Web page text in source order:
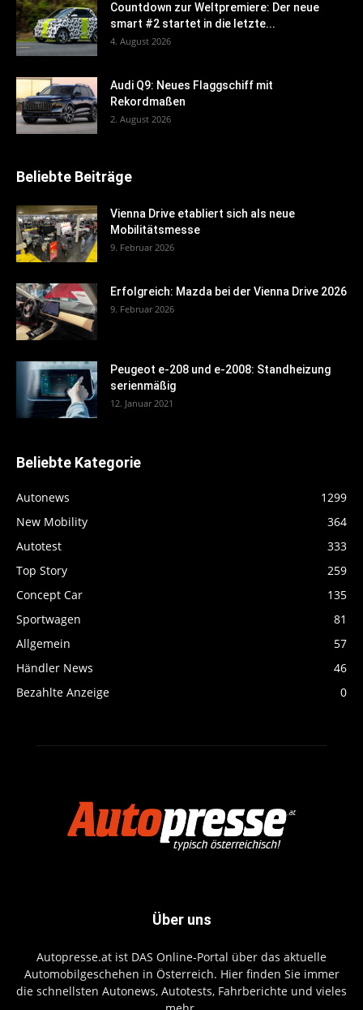
Countdown zur Weltpremiere: Der neue
smart #2 startet in die letzte...
4. August 2026
Audi Q9: Neues Flaggschiff mit
Rekordmaßen
2. August 2026
Beliebte Beiträge
Vienna Drive etabliert sich als neue
Mobilitätsmesse
9. Februar 2026
Erfolgreich: Mazda bei der Vienna Drive 2026
9. Februar 2026
Peugeot e-208 und e-2008: Standheizung
serienmäßig
12. Januar 2021
Beliebte Kategorie
Autonews
1299
New Mobility
364
Autotest
333
Top Story
259
Concept Car
135
Sportwagen
81
Allgemein
57
Händler News
46
Bezahlte Anzeige
0
Über uns
Autopresse.at ist DAS Online-Portal über das aktuelle
Automobilgeschehen in Österreich. Hier finden Sie immer
die schnellsten Autonews, Autotests, Fahrberichte und vieles